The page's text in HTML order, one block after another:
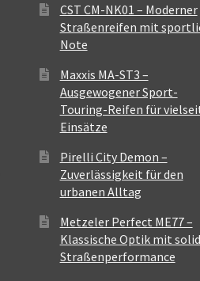
CST CM-NK01 – Moderner
Straßenreifen mit
Note
Maxxis MA-ST3 –
Ausgewogener Sport-
Touring-Reifen für
Einsätze
Pirelli City Demon –
Zuverlässigkeit für den
urbanen Alltag
Metzeler Perfect ME77 –
Klassische Optik mit
Straßenperformance